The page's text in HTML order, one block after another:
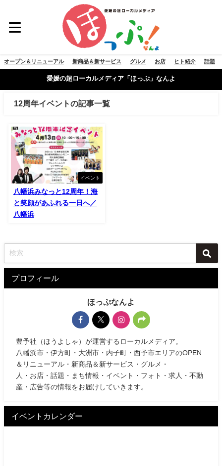
オープン＆リニューアル 新商品＆新サービス グルメ お店 ヒト紹介 話題
愛媛の超ローカルメディア「ほっぷ」なんよ
12周年イベントの記事一覧
イベント
八幡浜みなっと12周年！海
と笑顔があふれる一日へ／
八幡浜
プロフィール
ほっぷなんよ
豊予社（ほうよしゃ）が運営するローカルメディア。
八幡浜市・伊方町・大洲市・内子町・西予市エリアのOPEN
＆リニューアル・新商品＆新サービス・グルメ・
人・お店・話題・まち情報・イベント・フォト・求人・不動
産・広告等の情報をお届けしていきます。
イベントカレンダー